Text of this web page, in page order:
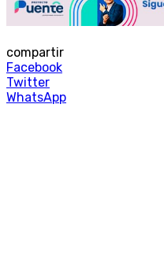
compartir
Facebook
Twitter
WhatsApp